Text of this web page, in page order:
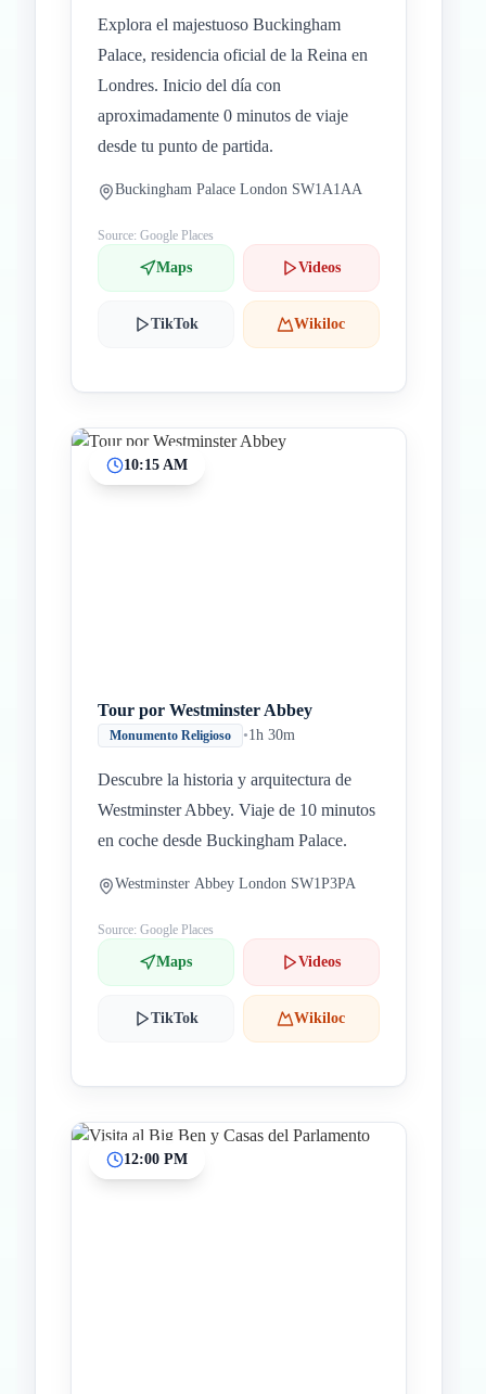
Explora el majestuoso Buckingham
Palace, residencia oficial de la Reina en
Londres. Inicio del día con
aproximadamente 0 minutos de viaje
desde tu punto de partida.
Buckingham Palace London SW1A1AA
Source: Google Places
Maps Videos
TikTok Wikiloc
10:15 AM
Tour por Westminster Abbey
Monumento Religioso •1h 30m
Descubre la historia y arquitectura de
Westminster Abbey. Viaje de 10 minutos
en coche desde Buckingham Palace.
Westminster Abbey London SW1P3PA
Source: Google Places
Maps Videos
TikTok Wikiloc
12:00 PM